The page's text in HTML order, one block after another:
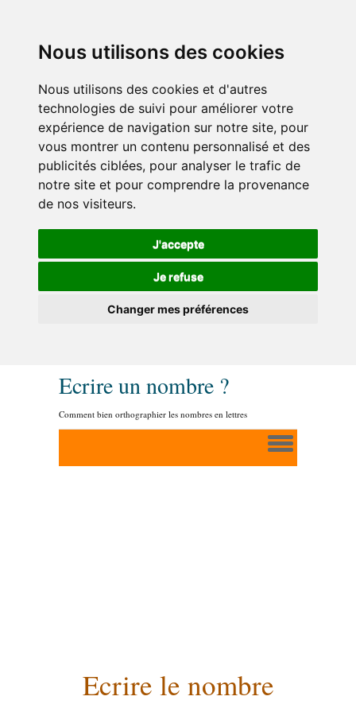
Nous utilisons des cookies
Nous utilisons des cookies et d'autres
technologies de suivi pour améliorer votre
expérience de navigation sur notre site, pour
vous montrer un contenu personnalisé et des
publicités ciblées, pour analyser le trafic de
notre site et pour comprendre la provenance
de nos visiteurs.
J'accepte
Je refuse
Changer mes préférences
Ecrire un nombre ?
Comment bien orthographier les nombres en lettres
Ecrire le nombre